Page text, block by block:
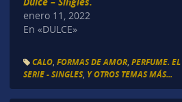
enero 11, 2022
En «DULCE»
CALO, FORMAS DE AMOR, PERFUME.
SERIE - SINGLES, Y OTROS TEMAS MÁS...